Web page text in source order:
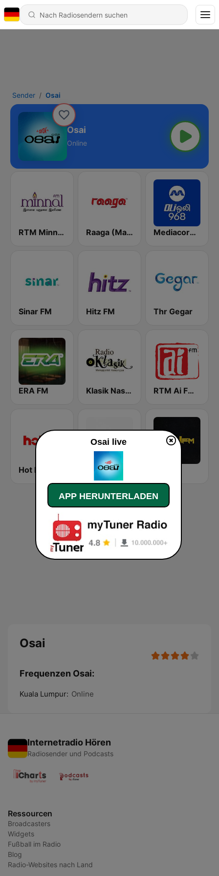
Sender Osai
Osai
Online
RTM Minnal FM Raaga (Malaysia Only) Mediacorp Oli 968
Sinar FM Hitz FM Thr Gegar
ERA FM Klasik Nasional FM RTM Ai FM 89.3
Hot FM Kool FM
Osai
Frequenzen Osai:
Kuala Lumpur: Online
Internetradio Hören
Radiosender und Podcasts
Ressourcen
Broadcasters
Widgets
Fußball im Radio
Blog
Radio-Websites nach Land
Osai live
APP HERUNTERLADEN